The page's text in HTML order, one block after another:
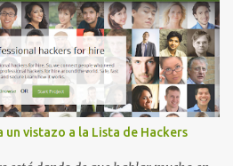
un vistazo a la Lista de Hackers